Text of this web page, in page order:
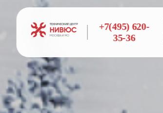
+7(495) 620-
35-36